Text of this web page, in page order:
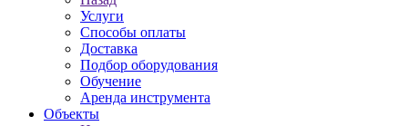
Услуги
Способы оплаты
Доставка
Подбор оборудования
Обучение
Аренда инструмента
Объекты